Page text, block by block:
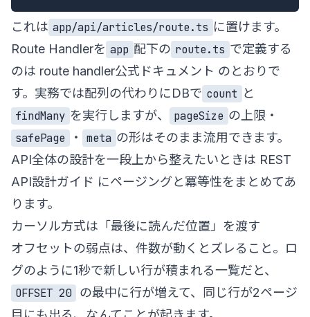
これは app/api/articles/route.ts に置けます。
Route Handlerを app 配下の route.ts で定義する
のは route handler公式ドキュメント のとおりで
す。実務では配列の代わりにDBで count と
findMany を実行しますが、 pageSize の上限・
safePage
・ meta の形はそのまま流用できます。
API全体の設計を一段上から整えたいときは REST
API設計ガイド にページングと冪等性をまとめてあ
ります。
カーソル方式は「最後に読んだ位置」を渡す
オフセットの弱点は、件数が動くとズレること。ロ
グのように1秒で新しい行が積まれる一覧だと、
OFFSET 20
の最中に行が増えて、同じ行が2ページ